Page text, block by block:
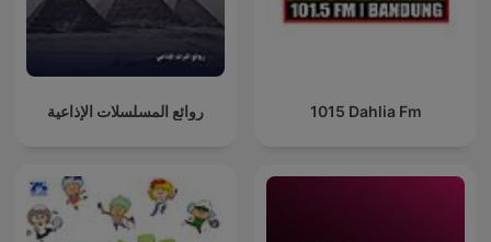
روائع المسلسلات الإذاعية 1015 Dahlia Fm